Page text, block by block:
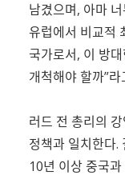
남겼으며, 아마
유럽에서 비교적
국가로서, 이 방
개척해야 할까”
러드 전 총리의
정책과 일치한다.
10년 이상 중국